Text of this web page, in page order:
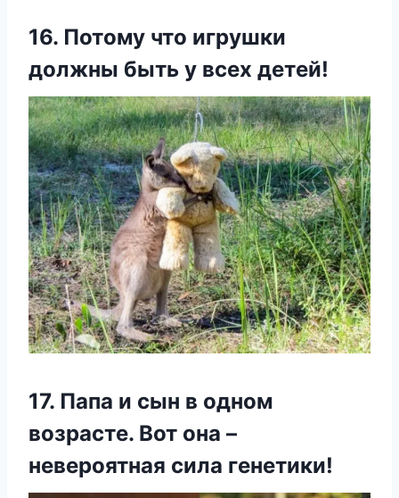
16. Потому что игрушки
должны быть у всех детей!
17. Папа и сын в одном
возрасте. Вот она –
невероятная сила генетики!